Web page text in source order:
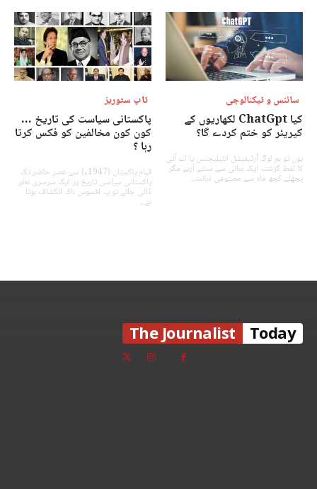
سائنس و ٹیکنالوجی
کیا ChatGpt لکھاریوں کے
کیریئر کو ختم کردے گا؟
یوں تو ہم لوگ آرٹیفیشل انٹیلیجنس یا اے آئی
کا لفظ گزشتہ ایک دہائی سے سنتے آرہے مگر
پچھلے کچھ ماہ سے مصنوعی ذہانت...
ٹاپ سٹوریز
پاکستانی سیاست کی تاریخ …
کون کون مخالفین کو فکس کرتا
رہا ؟
قیام پاکستان (1947ء) سے عصرِ حاضر تک
پاکستانی سیاسی تاریخ پر ایک سرسری نظر
ڈالی جائے تو یہ افسوس ناک انکشاف ہوتا
ہے...
Today
The Journalist